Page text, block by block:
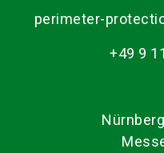
perimeter-
+49 9